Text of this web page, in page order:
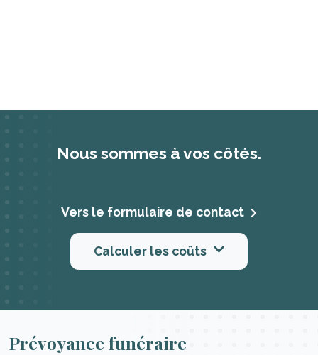
Nous sommes à vos côtés.
Vers le formulaire de contact
Calculer les coûts
Prévoyance funéraire